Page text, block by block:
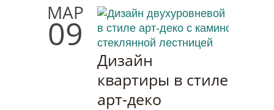
МАР
09
Дизайн
квартиры в стиле
арт-деко